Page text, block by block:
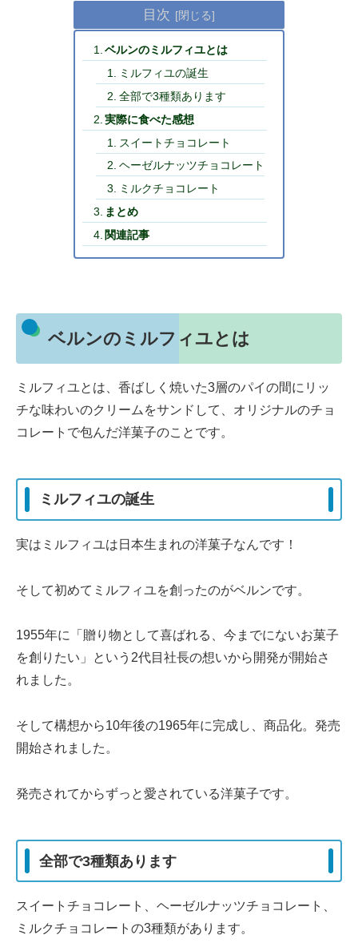
目次
ベルンのミルフィユとは
ミルフィユの誕生
全部で3種類あります
実際に食べた感想
スイートチョコレート
ヘーゼルナッツチョコレート
ミルクチョコレート
まとめ
関連記事
ベルンのミルフィユとは
ミルフィユとは、香ばしく焼いた3層のパイの間にリッ
チな味わいのクリームをサンドして、オリジナルのチョ
コレートで包んだ洋菓子のことです。
ミルフィユの誕生
実はミルフィユは日本生まれの洋菓子なんです！
そして初めてミルフィユを創ったのがベルンです。
1955年に「贈り物として喜ばれる、今までにないお菓子
を創りたい」という2代目社長の想いから開発が開始さ
れました。
そして構想から10年後の1965年に完成し、商品化。発売
開始されました。
発売されてからずっと愛されている洋菓子です。
全部で3種類あります
スイートチョコレート、ヘーゼルナッツチョコレート、
ミルクチョコレートの3種類があります。